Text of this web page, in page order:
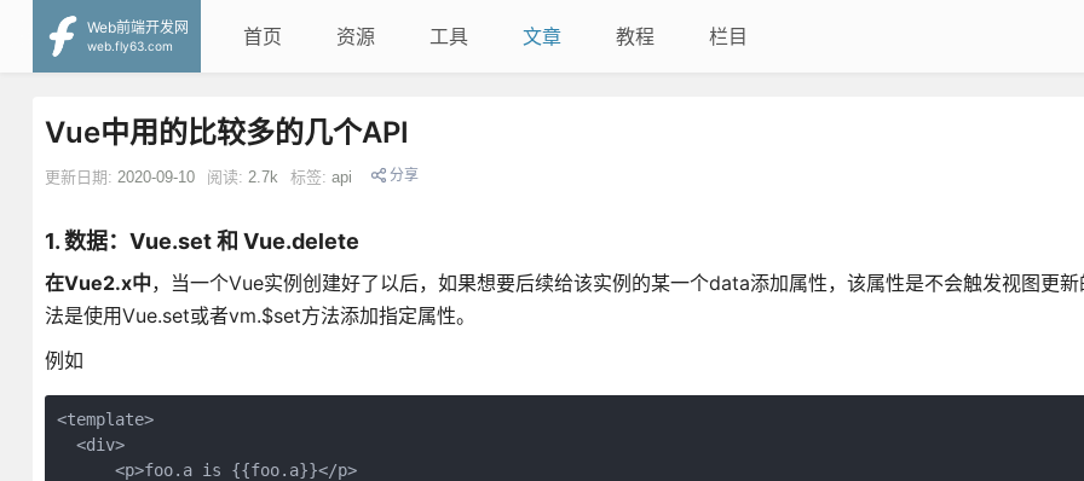
Web前端开发网
web.fly63.com
首页 资源 工具 文章 教程 栏目
Vue中用的比较多的几个API
更新日期: 2020-09-10 阅读: 2.7k 标签: api 分享
1. 数据：Vue.set 和 Vue.delete
在Vue2.x中，当一个Vue实例创建好了以后，如果想要后续给该实例的某一个data添加属性，该属性是不会触发视图更新
法是使用Vue.set或者vm.$set方法添加指定属性。
例如
<template>
  <div>
      <p>foo.a is {{foo.a}}</p>